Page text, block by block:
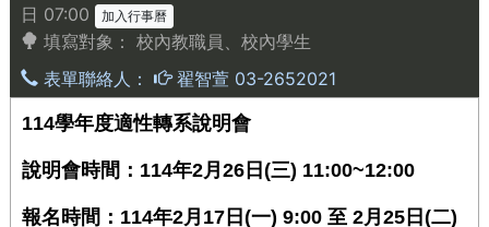
日 07:00
加入行事曆
填寫對象： 校內教職員、校內學生
表單聯絡人：
翟智萱 03-2652021
114學年度適性轉系說明會
說明會時間：114年2月26日(三) 11:00~12:00
報名時間： 114年2月17日(一) 9:00 至 2月25日(二)